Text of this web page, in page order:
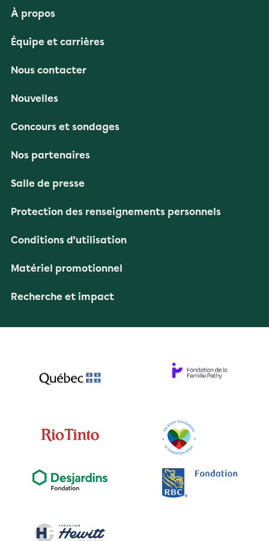
À propos
Équipe et carrières
Nous contacter
Nouvelles
Concours et sondages
Nos partenaires
Salle de presse
Protection des renseignements personnels
Conditions d’utilisation
Matériel promotionnel
Recherche et impact